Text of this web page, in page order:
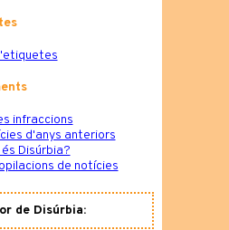
infraccions
d'anys anteriors
és Disúrbia?
de notícies
de Disúrbia: